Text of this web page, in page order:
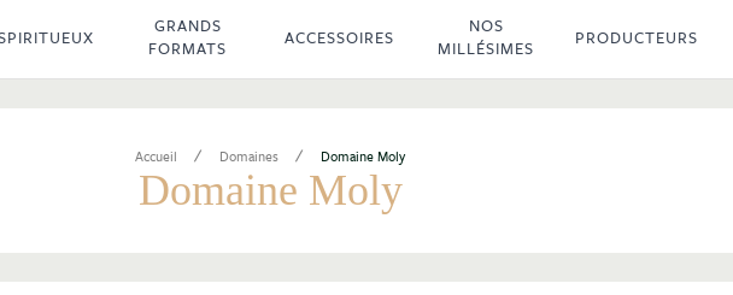
GRANDS
FORMATS
ACCESSOIRES
NOS
MILLÉSIMES
PRODUCTEURS
Accueil / Domaines / Domaine Moly
Domaine Moly